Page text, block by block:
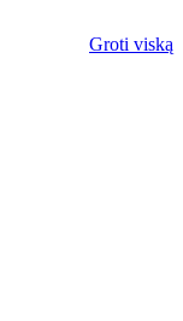
Groti viską